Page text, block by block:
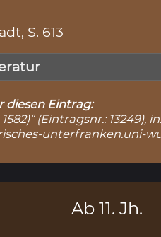
S. 613
diesen Eintrag:
(Eintragsnr.:
unterfranken.uni-
Ab 11. Jh.